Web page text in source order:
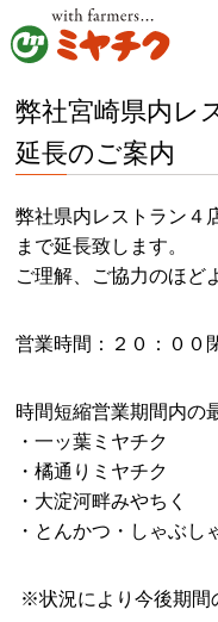
弊社宮崎県内レ
延長のご案内
弊社県内レストラン４
まで延長致します。
ご理解、ご協力のほど
営業時間：２０：００
時間短縮営業期間内の
・一ッ葉ミヤチク
・橘通りミヤチク
・大淀河畔みやちく
・とんかつ・しゃぶ
※状況により今後期間